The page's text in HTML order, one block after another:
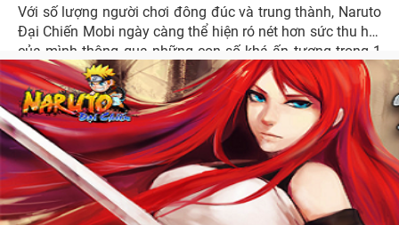
Với số lượng người chơi đông đúc và trung thành, Naruto
Đại Chiến Mobi ngày càng thể hiện ró nét hơn sức thu hút
của mình thông qua những con số khá ấn tượng trong 1
giờ của game.